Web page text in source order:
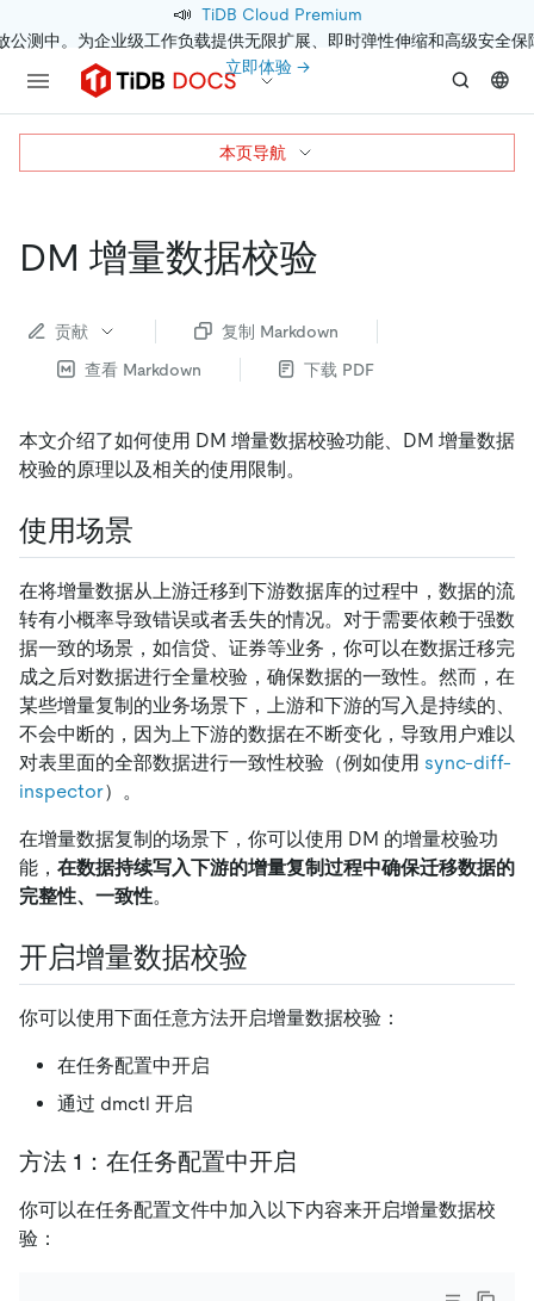
📣 TiDB Cloud Premium
公测中。为企业级工作负载提供无限扩展、即时弹性伸缩和高级安全保
立即体验 →
DM 增量数据校验
贡献
复制 Markdown
查看 Markdown
下载 PDF
本文介绍了如何使用 DM 增量数据校验功能、DM 增量数据
校验的原理以及相关的使用限制。
使用场景
在将增量数据从上游迁移到下游数据库的过程中，数据的流
转有小概率导致错误或者丢失的情况。对于需要依赖于强数
据一致的场景，如信贷、证券等业务，你可以在数据迁移完
成之后对数据进行全量校验，确保数据的一致性。然而，在
某些增量复制的业务场景下，上游和下游的写入是持续的、
不会中断的，因为上下游的数据在不断变化，导致用户难以
对表里面的全部数据进行一致性校验（例如使用 sync-diff-
inspector）。
在增量数据复制的场景下，你可以使用 DM 的增量校验功
能， 在数据持续写入下游的增量复制过程中确保迁移数据的
完整性、一致性。
开启增量数据校验
你可以使用下面任意方法开启增量数据校验：
在任务配置中开启
通过 dmctl 开启
方法 1：在任务配置中开启
你可以在任务配置文件中加入以下内容来开启增量数据校
验：
本页导航